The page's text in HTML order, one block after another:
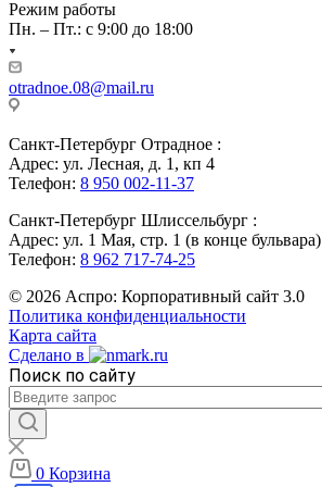
Режим работы
Пн. – Пт.: с 9:00 до 18:00
otradnoe.08@mail.ru
Санкт-Петербург Отрадное :
Адрес: ул. Лесная, д. 1, кп 4
Телефон: 8 950 002-11-37
Санкт-Петербург Шлиссельбург :
Адрес: ул. 1 Мая, стр. 1 (в конце бульвара)
Телефон: 8 962 717-74-25
© 2026 Аспро: Корпоративный сайт 3.0
Политика конфиденциальности
Карта сайта
Сделано в
Поиск по сайту
0 Корзина